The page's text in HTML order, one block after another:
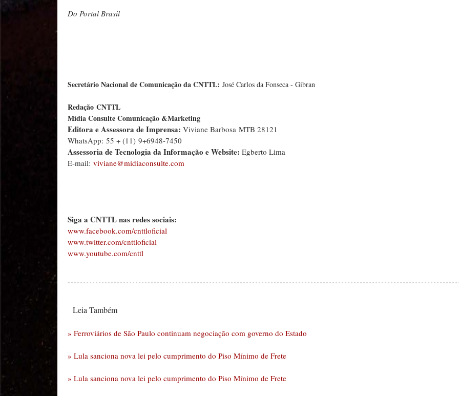
Do Portal Brasil
Secretário Nacional de Comunicação da CNTTL: José Carlos da Fonseca - Gibran
Redação CNTTL
Mídia Consulte Comunicação &Marketing
Editora e Assessora de Imprensa: Viviane Barbosa MTB 28121
WhatsApp: 55 + (11) 9+6948-7450
Assessoria de Tecnologia da Informação e Website: Egberto Lima
E-mail: viviane@midiaconsulte.com
Siga a CNTTL nas redes sociais:
www.facebook.com/cnttloficial
www.twitter.com/cnttloficial
www.youtube.com/cnttl
Leia Também
» Ferroviários de São Paulo continuam negociação com governo do Estado
» Lula sanciona nova lei pelo cumprimento do Piso Mínimo de Frete
» Lula sanciona nova lei pelo cumprimento do Piso Mínimo de Frete